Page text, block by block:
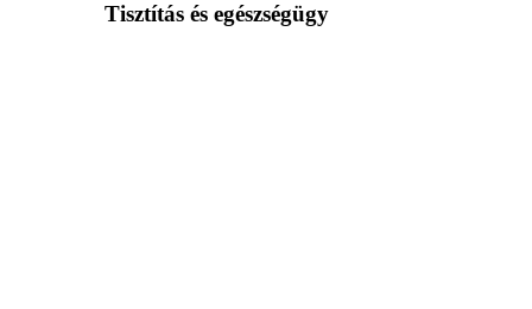
Tisztítás és egészségügy